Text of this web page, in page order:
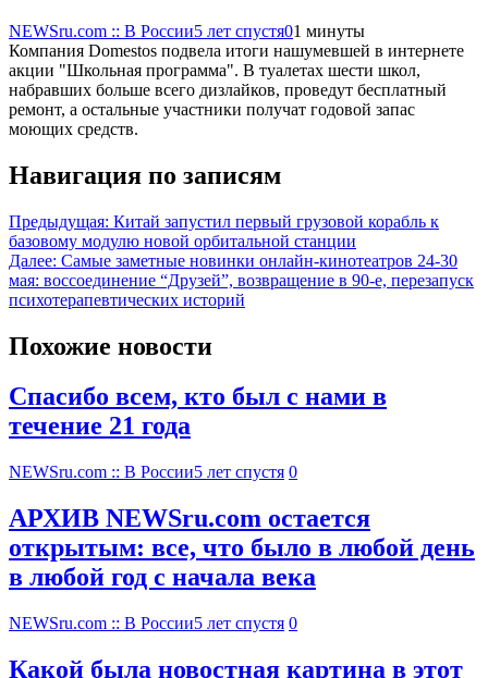
NEWSru.com :: В России5 лет спустя01 минуты
Компания Domestos подвела итоги нашумевшей в интернете
акции "Школьная программа". В туалетах шести школ,
набравших больше всего дизлайков, проведут бесплатный
ремонт, а остальные участники получат годовой запас
моющих средств.
Навигация по записям
Предыдущая: Китай запустил первый грузовой корабль к
базовому модулю новой орбитальной станции
Далее: Самые заметные новинки онлайн-кинотеатров 24-30
мая: воссоединение “Друзей”, возвращение в 90-е, перезапуск
психотерапевтических историй
Похожие новости
Спасибо всем, кто был с нами в
течение 21 года
NEWSru.com :: В России5 лет спустя 0
АРХИВ NEWSru.com остается
открытым: все, что было в любой день
в любой год с начала века
NEWSru.com :: В России5 лет спустя 0
Какой была новостная картина в этот